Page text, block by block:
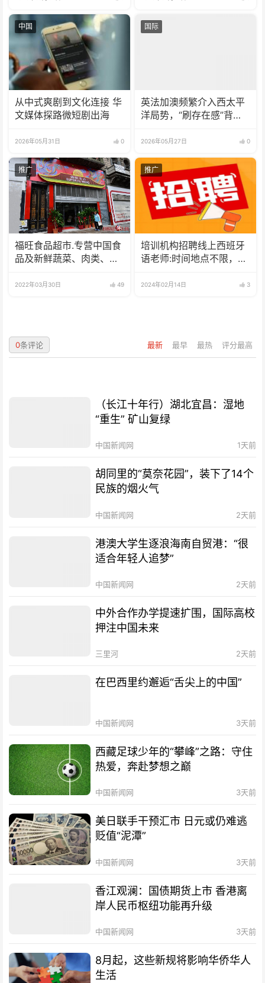
中国
从中式爽剧到文化连接 华
文媒体探路微短剧出海
2026年05月31日 0
国际
英法加澳频繁介入西太平
洋局势，“刷存在感”背后
2026年05月27日 0
推广
福旺食品超市.专营中国食
品及新鲜蔬菜、肉类、
2022年03月30日 49
推广
培训机构招聘线上西班牙
语老师:时间地点不限，可
2024年02月14日 3
最新 最早 最热 评分最高
0条评论
（长江十年行）湖北宜昌：湿地
“重生” 矿山复绿
中国新闻网 1天前
胡同里的“莫奈花园”，装下了14个
民族的烟火气
中国新闻网 2天前
港澳大学生逐浪海南自贸港：“很
适合年轻人追梦”
中国新闻网 2天前
中外合作办学提速扩围，国际高校
押注中国未来
三里河 2天前
在巴西里约邂逅“舌尖上的中国”
中国新闻网 3天前
西藏足球少年的“攀峰”之路：守住
热爱，奔赴梦想之巅
中国新闻网 3天前
美日联手干预汇市 日元或仍难逃
贬值“泥潭”
中国新闻网 3天前
香江观澜：国债期货上市 香港离
岸人民币枢纽功能再升级
中国新闻网 3天前
8月起，这些新规将影响华侨华人
生活